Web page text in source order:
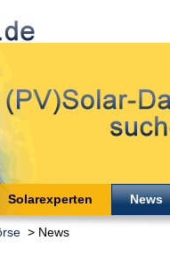
Solarexperten News
> News